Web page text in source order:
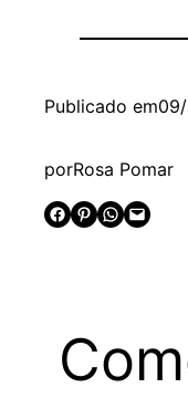
Publicado em
porRosa Pomar
Share on Facebook
Share on Pinterest Share on WhatsApp Email this Page